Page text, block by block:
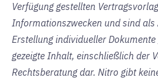
Verfügung gestellten
Informationszwecken und sind als
Erstellung individueller
gezeigte Inhalt, einschließlich der
Rechtsberatung dar. Nitro gibt